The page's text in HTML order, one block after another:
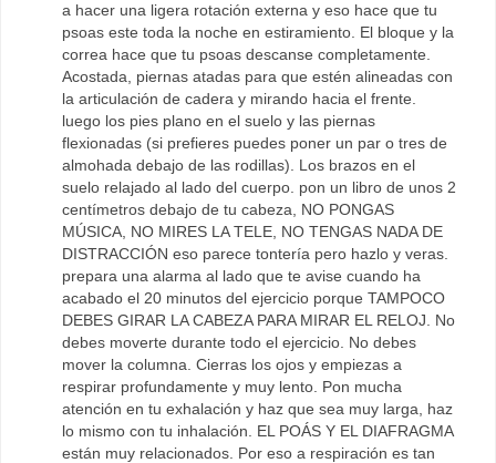
a hacer una ligera rotación externa y eso hace que tu
psoas este toda la noche en estiramiento. El bloque y la
correa hace que tu psoas descanse completamente.
Acostada, piernas atadas para que estén alineadas con
la articulación de cadera y mirando hacia el frente.
luego los pies plano en el suelo y las piernas
flexionadas (si prefieres puedes poner un par o tres de
almohada debajo de las rodillas). Los brazos en el
suelo relajado al lado del cuerpo. pon un libro de unos 2
centímetros debajo de tu cabeza, NO PONGAS
MÚSICA, NO MIRES LA TELE, NO TENGAS NADA DE
DISTRACCIÓN eso parece tontería pero hazlo y veras.
prepara una alarma al lado que te avise cuando ha
acabado el 20 minutos del ejercicio porque TAMPOCO
DEBES GIRAR LA CABEZA PARA MIRAR EL RELOJ. No
debes moverte durante todo el ejercicio. No debes
mover la columna. Cierras los ojos y empiezas a
respirar profundamente y muy lento. Pon mucha
atención en tu exhalación y haz que sea muy larga, haz
lo mismo con tu inhalación. EL POÁS Y EL DIAFRAGMA
están muy relacionados. Por eso a respiración es tan